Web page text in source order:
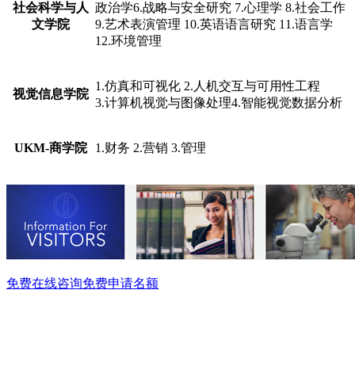
社会科学与人
文学院
政治学6.战略与安全研究 7.心理学 8.社会工作
9.艺术表演管理 10.英语语言研究 11.语言学
12.环境管理
视觉信息学院
1.仿真和可视化 2.人机交互与可用性工程
3.计算机视觉与图像处理4.智能视觉数据分析
UKM-商学院 1.财务 2.营销 3.管理
免费在线咨询免费申请名额